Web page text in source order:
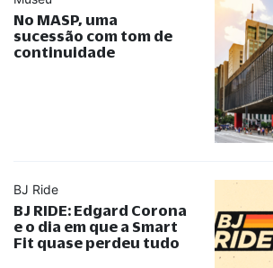
No MASP, uma
sucessão com tom de
continuidade
BJ Ride
BJ RIDE: Edgard Corona
e o dia em que a Smart
Fit quase perdeu tudo